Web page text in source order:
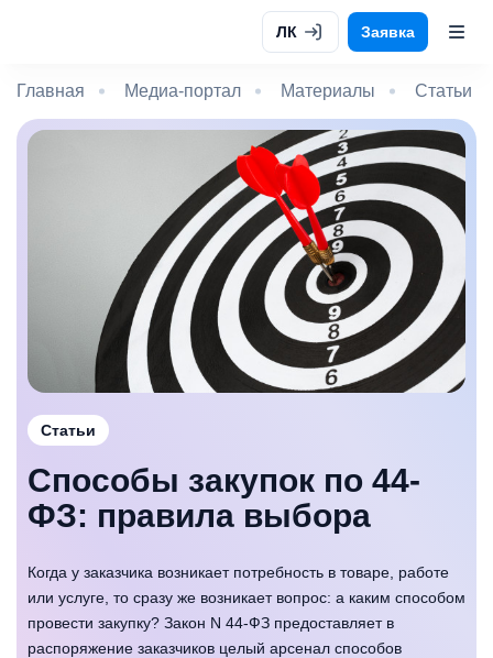
ЛК Заявка
Главная Медиа-портал Материалы Статьи
Статьи
Способы закупок по 44-
ФЗ: правила выбора
Когда у заказчика возникает потребность в товаре, работе
или услуге, то сразу же возникает вопрос: а каким способом
провести закупку? Закон N 44-ФЗ предоставляет в
распоряжение заказчиков целый арсенал способов